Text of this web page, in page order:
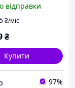
відправки
₴/міс
₴
Купити
97%